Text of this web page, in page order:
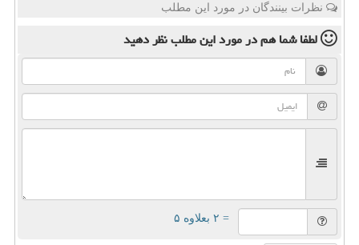
نظرات بینندگان در مورد این مطلب
لطفا شما همدر مورد این مطلبنظر دهید
= ۲ بعلاوه ۵